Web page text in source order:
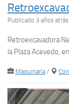
Publicado 3 años atrás
Retroexcavadora
la Plaza Acevedo,
Maquinaria /